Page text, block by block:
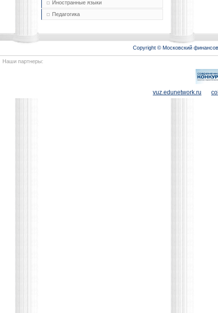
Иностранные языки
Педагогика
Copyright © Московский
Наши партнеры:
vuz.edunetwork.ru